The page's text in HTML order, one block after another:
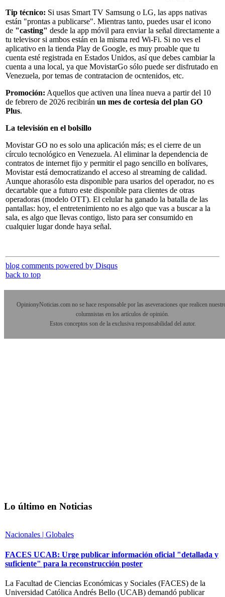
Tip técnico: Si usas Smart TV Samsung o LG, las apps nativas
están "prontas a publicarse". Mientras tanto, puedes usar el icono
de "casting" desde la app móvil para enviar la señal directamente a
tu televisor si ambos están en la misma red Wi-Fi. Si no ves el
aplicativo en la tienda Play de Google, es muy proable que tu
cuenta esté registrada en Estados Unidos, así que debes cambiar la
cuenta a una local, ya que MovistarGo sólo puede ser disfrutado en
Venezuela, por temas de contratacion de ocntenidos, etc.
Promoción: Aquellos que activen una línea nueva a partir del 10
de febrero de 2026 recibirán un mes de cortesía del plan GO
Plus.
La televisión en el bolsillo
Movistar GO no es solo una aplicación más; es el cierre de un
círculo tecnológico en Venezuela. Al eliminar la dependencia de
contratos de internet fijo y permitir el pago sencillo en bolívares,
Movistar está democratizando el acceso al streaming de calidad.
Aunque ahorasólo esta disponible para usarios del operador, no es
decartable que a futuro este disponible para clientes de otras
operadoras (modelo OTT). El celular ha ganado la batalla de las
pantallas: hoy, el entretenimiento no es algo que vas a buscar a la
sala, es algo que llevas contigo, listo para ser consumido en
cualquier lugar donde haya señal.
blog comments powered by Disqus
back to top
OpinionyNoticias.com no se hace responsable por las aseveraciones que realicen
columnistas en los artículos de opinión.
Estos conceptos son de la exclusiva responsabilidad del autor.
Lo último en Noticias
Nacionales | Globales
FACES UCAB: Urge publicar información oficial "detallada y
suficiente" para la reconstrucción poster
La Facultad de Ciencias Económicas y Sociales (FACES) de la
Universidad Católica Andrés Bello (UCAB) demandó publicar